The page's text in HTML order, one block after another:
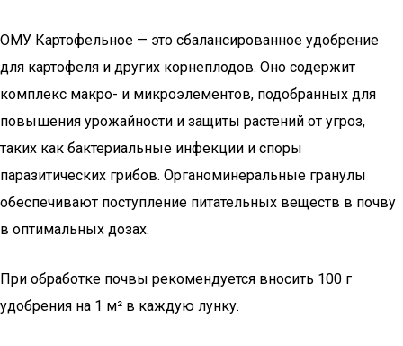
ОМУ Картофельное — это сбалансированное удобрение
для картофеля и других корнеплодов. Оно содержит
комплекс макро- и микроэлементов, подобранных для
повышения урожайности и защиты растений от угроз,
таких как бактериальные инфекции и споры
паразитических грибов. Органоминеральные гранулы
обеспечивают поступление питательных веществ в почву
в оптимальных дозах.
При обработке почвы рекомендуется вносить 100 г
удобрения на 1 м² в каждую лунку.